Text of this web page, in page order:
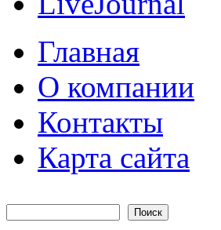
Главная
О компании
Контакты
Карта сайта
Форма поиска